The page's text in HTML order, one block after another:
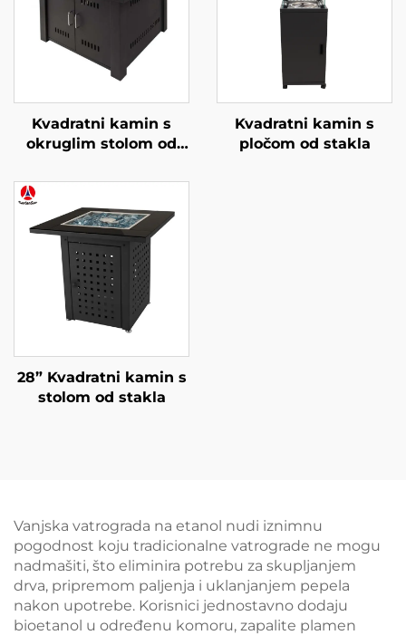
Kvadratni kamin s
okruglim stolom od
Kvadratni kamin s
pločom od stakla
28” Kvadratni kamin s
stolom od stakla
Vanjska vatrograda na etanol nudi iznimnu
pogodnost koju tradicionalne vatrograde ne mogu
nadmašiti, što eliminira potrebu za skupljanjem
drva, pripremom paljenja i uklanjanjem pepela
nakon upotrebe. Korisnici jednostavno dodaju
bioetanol u određenu komoru, zapalite plamen